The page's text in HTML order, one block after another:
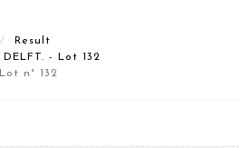
Result
DELFT. - Lot 132
Lot n° 132